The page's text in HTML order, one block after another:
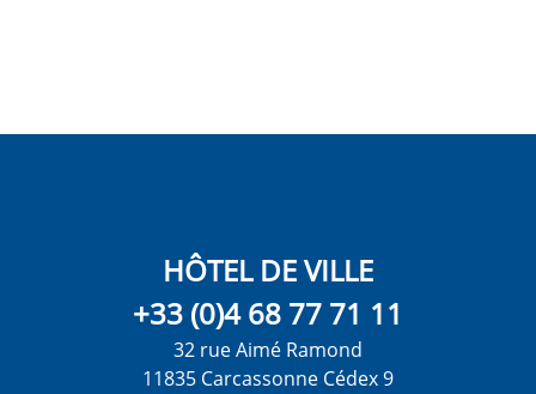
HÔTEL DE VILLE
+33 (0)4 68 77 71 11
32 rue Aimé Ramond
11835 Carcassonne Cédex 9